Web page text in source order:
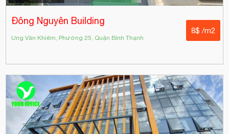
Đông Nguyên Building
Ung Văn Khiêm, Phường 25, Quận Bình Thạnh
8$ /m2